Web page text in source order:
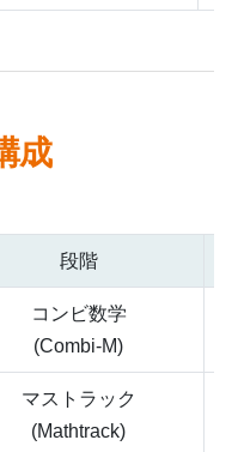
成
段階
コンビ数学
(Combi-M)
マストラック
(Mathtrack)